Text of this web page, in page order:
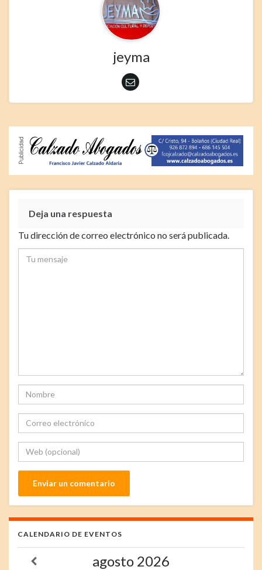
jeyma
Deja una respuesta
Tu dirección de correo electrónico no será publicada.
CALENDARIO DE EVENTOS
agosto 2026